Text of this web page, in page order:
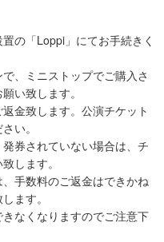
の「Loppi」にてお手続きく
、ミニストップでご購入さ
い致します。
金致します。公演チケット
い。
券されていない場合は、チ
します。
手数料のご返金はできかね
ます。
なくなりますのでご注意下